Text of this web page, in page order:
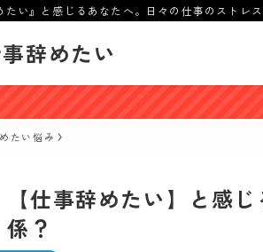
たい』と感じるあなたへ。日々の仕事のスト
辞めたい
たい悩み
【仕事辞めたい】と感
係？